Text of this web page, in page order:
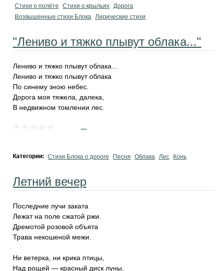
Стихи о полёте Стихи о крыльях Дорога
Возвышенные стихи Блока Лирические стихи
"Лениво и тяжко плывут облака..."
Лениво и тяжко плывут облака...
Лениво и тяжко плывут облака
По синему зною небес.
Дорога моя тяжела, далека,
В недвижном томлении лес.
Категории: Стихи Блока о дороге Песня Облака Лес Конь
Летний вечер
Последние лучи заката
Лежат на поле сжатой ржи.
Дремотой розовой объята
Трава некошеной межи.
Ни ветерка, ни крика птицы,
Над рощей — красный диск луны,